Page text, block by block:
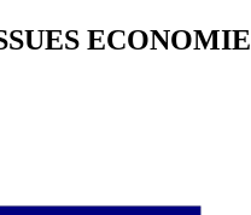
ECONOMIE